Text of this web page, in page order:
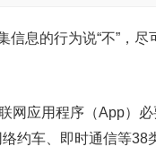
信息的行为说“不”，
网应用程序（App）
约车、即时通信等38